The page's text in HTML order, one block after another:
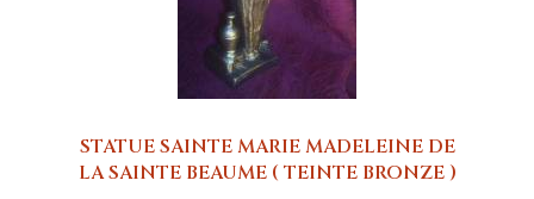
STATUE SAINTE MARIE MADELEINE DE
LA SAINTE BEAUME ( TEINTE BRONZE )